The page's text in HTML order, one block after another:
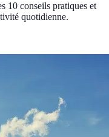
10 conseils pratiques et
quotidienne.